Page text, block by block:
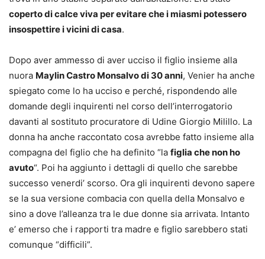
coperto di calce viva per evitare che i miasmi potessero
insospettire i vicini di casa.
Dopo aver ammesso di aver ucciso il figlio insieme alla
nuora Maylin Castro Monsalvo di 30 anni, Venier ha anche
spiegato come lo ha ucciso e perché, rispondendo alle
domande degli inquirenti nel corso dell’interrogatorio
davanti al sostituto procuratore di Udine Giorgio Milillo. La
donna ha anche raccontato cosa avrebbe fatto insieme alla
compagna del figlio che ha definito “la figlia che non ho
avuto“. Poi ha aggiunto i dettagli di quello che sarebbe
successo venerdi’ scorso. Ora gli inquirenti devono sapere
se la sua versione combacia con quella della Monsalvo e
sino a dove l’alleanza tra le due donne sia arrivata. Intanto
e’ emerso che i rapporti tra madre e figlio sarebbero stati
comunque “difficili”.